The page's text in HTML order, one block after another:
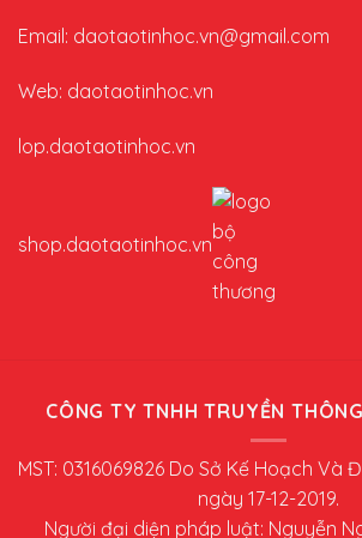
Email: daotaotinhoc.vn@gmail.com
Web: daotaotinhoc.vn
lop.daotaotinhoc.vn
shop.daotaotinhoc.vn
CÔNG TY TNHH TRUYỀN
MST: 0316069826 Do Sở Kế Hoạch Và
ngày 17-12-2019.
Người đại diện pháp luật: Nguyễn